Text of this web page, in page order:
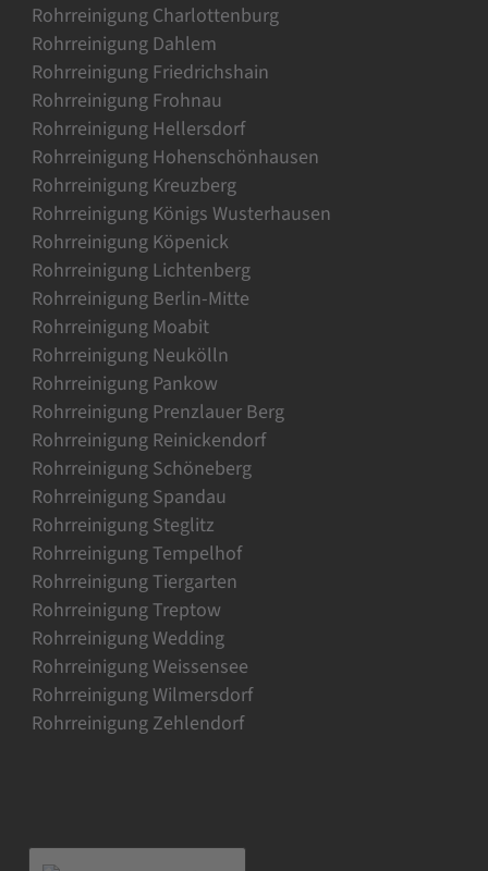
Rohrreinigung Charlottenburg
Rohrreinigung Dahlem
Rohrreinigung Friedrichshain
Rohrreinigung Frohnau
Rohrreinigung Hellersdorf
Rohrreinigung Hohenschönhausen
Rohrreinigung Kreuzberg
Rohrreinigung Königs Wusterhausen
Rohrreinigung Köpenick
Rohrreinigung Lichtenberg
Rohrreinigung Berlin-Mitte
Rohrreinigung Moabit
Rohrreinigung Neukölln
Rohrreinigung Pankow
Rohrreinigung Prenzlauer Berg
Rohrreinigung Reinickendorf
Rohrreinigung Schöneberg
Rohrreinigung Spandau
Rohrreinigung Steglitz
Rohrreinigung Tempelhof
Rohrreinigung Tiergarten
Rohrreinigung Treptow
Rohrreinigung Wedding
Rohrreinigung Weissensee
Rohrreinigung Wilmersdorf
Rohrreinigung Zehlendorf